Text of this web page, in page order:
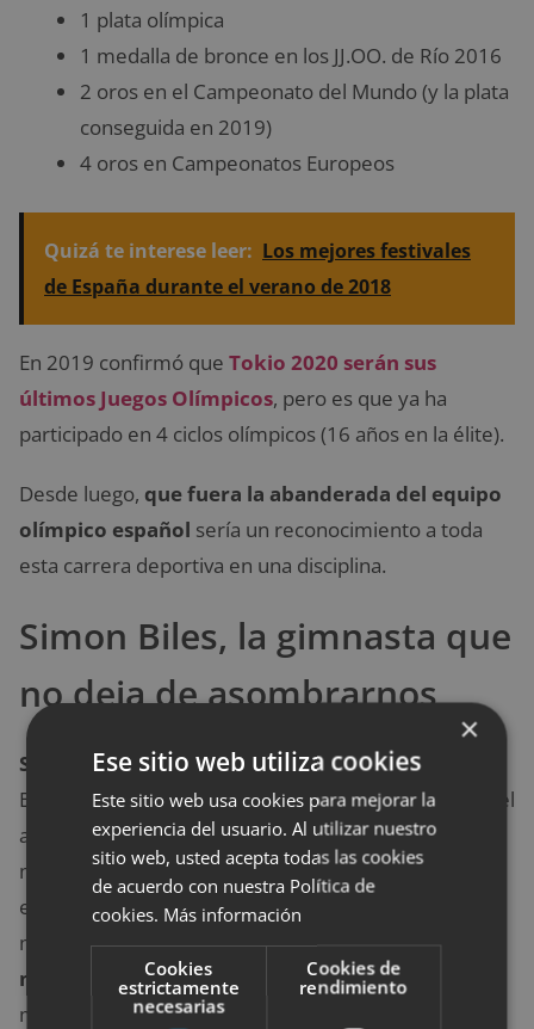
1 plata olímpica
1 medalla de bronce en los JJ.OO. de Río 2016
2 oros en el Campeonato del Mundo (y la plata
conseguida en 2019)
4 oros en Campeonatos Europeos
Quizá te interese leer: Los mejores festivales
de España durante el verano de 2018
En 2019 confirmó que Tokio 2020 serán sus
últimos Juegos Olímpicos, pero es que ya ha
participado en 4 ciclos olímpicos (16 años en la élite).
Desde luego, que fuera la abanderada del equipo
olímpico español sería un reconocimiento a toda
esta carrera deportiva en una disciplina.
Simon Biles, la gimnasta que
no deja de asombrarnos
Simone Biles, la mejor gimnasta de la historia de
Estados Unidos y una de las mejores de la Historia del
atletismo -cuenta ya con veinticinco medallas entre
mundiales y Juegos Olímpicos-, volvió a sorprender
en 2019 a jurados y espectadores con un nuevo
movimiento inédito en su disciplina: ser la
primera
mujer que hace un doble-triple(dos saltos
mortales con tres rotaciones).
×
Ese sitio web utiliza cookies
Este sitio web usa cookies para mejorar la
experiencia del usuario. Al utilizar nuestro
sitio web, usted acepta todas las cookies
de acuerdo con nuestra Política de
cookies. Más información
Cookies
estrictamente
necesarias
Cookies de
rendimiento